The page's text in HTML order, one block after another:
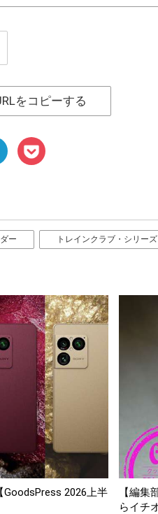
をコピーする
ー トレインクラブ・シリーズ
い」】2026年7月掲載記事か
アップ！